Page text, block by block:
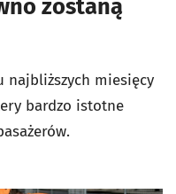
zostaną
najbliższych miesięcy
bardzo istotne